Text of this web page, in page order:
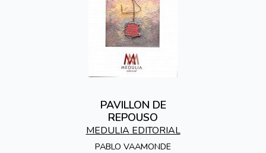
PAVILLON DE
REPOUSO
MEDULIA EDITORIAL
PABLO VAAMONDE